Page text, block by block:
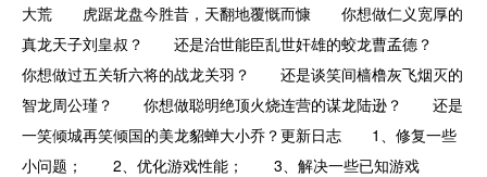
大荒 虎踞龙盘今胜昔，天翻地覆慨而慷 你想做仁义宽厚的
真龙天子刘皇叔？ 还是治世能臣乱世奸雄的蛟龙曹孟德？
你想做过五关斩六将的战龙关羽？ 还是谈笑间樯橹灰飞烟灭的
智龙周公瑾？ 你想做聪明绝顶火烧连营的谋龙陆逊？ 还是
一笑倾城再笑倾国的美龙貂蝉大小乔？更新日志 1、修复一些
小问题； 2、优化游戏性能； 3、解决一些已知游戏